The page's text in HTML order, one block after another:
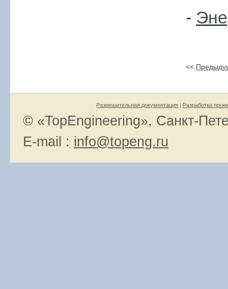
-
<<
Разрешительная документация | Разработка
© «TopEngineering», Санкт-
E-mail : info@topeng.ru